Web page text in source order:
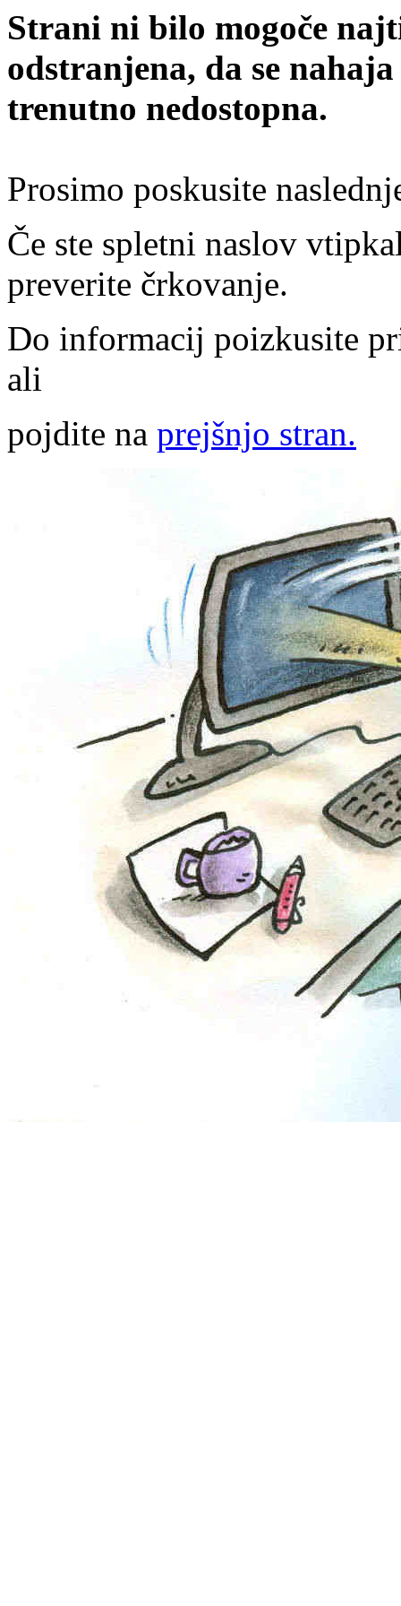
Strani ni bilo mogoče
odstranjena, da se
trenutno nedostopna.
Prosimo poskusite
Če ste spletni naslov
preverite črkovanje.
Do informacij poizkusite
ali
pojdite na prejšnjo stran.